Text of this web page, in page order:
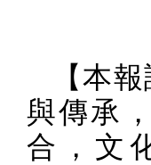
【本
與傳承
合，文